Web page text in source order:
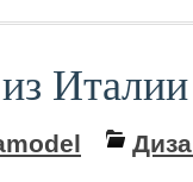
Италии